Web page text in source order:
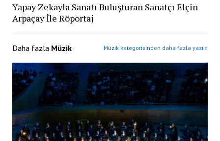
Yapay Zekayla Sanatı Buluşturan Sanatçı Elçin
Arpaçay İle Röportaj
Daha fazla Müzik Müzik kategorisinden daha fazla yazı »